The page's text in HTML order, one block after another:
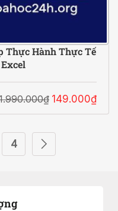
Thực Hành Thực Tế
149.000₫
4